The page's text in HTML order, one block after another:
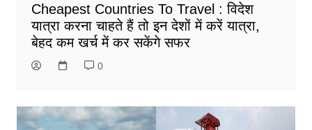
Cheapest Countries To Travel : विदेश
यात्रा करना चाहते हैं तो इन देशों में करें यात्रा,
बेहद कम खर्च में कर सकेंगे सफर
0